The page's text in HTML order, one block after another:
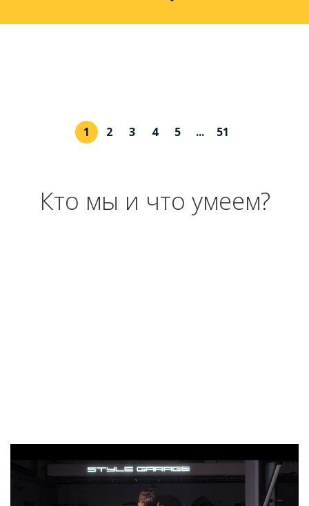
1 2 3 4 5 ... 51
Кто мы и что умеем?